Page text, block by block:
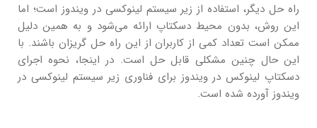
راه حل دیگر، استفاده از زیر سیستم لینوکسی در ویندوز است؛ اما
این روش، بدون محیط دسکتاپ ارائه می‌شود و به همین دلیل
ممکن است تعداد کمی از کاربران از این راه حل گریزان باشند. با
این حال چنین مشکلی قابل حل است. در اینجا، نحوه اجرای
دسکتاپ لینوکس در ویندوز برای فناوری زیر سیستم لینوکسی در
ویندوز آورده شده است.